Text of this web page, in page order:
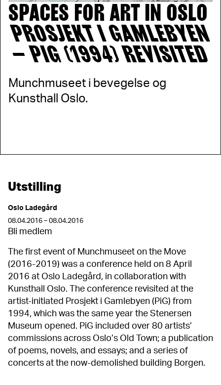
SPACES FOR ART IN OSLO
PROSJEKT I GAMLEBYEN
– PIG (1994) REVISITED
Munchmuseet i bevegelse og
Kunsthall Oslo.
Utstilling
Oslo Ladegård
08.04.2016 – 08.04.2016
Bli medlem
The first event of Munchmuseet on the Move
(2016-2019) was a conference held on 8 April
2016 at Oslo Ladegård, in collaboration with
Kunsthall Oslo. The conference revisited at the
artist-initiated Prosjekt i Gamlebyen (PiG) from
1994, which was the same year the Stenersen
Museum opened. PiG included over 80 artists’
commissions across Oslo’s Old Town; a publication
of poems, novels, and essays; and a series of
concerts at the now-demolished building Borgen.